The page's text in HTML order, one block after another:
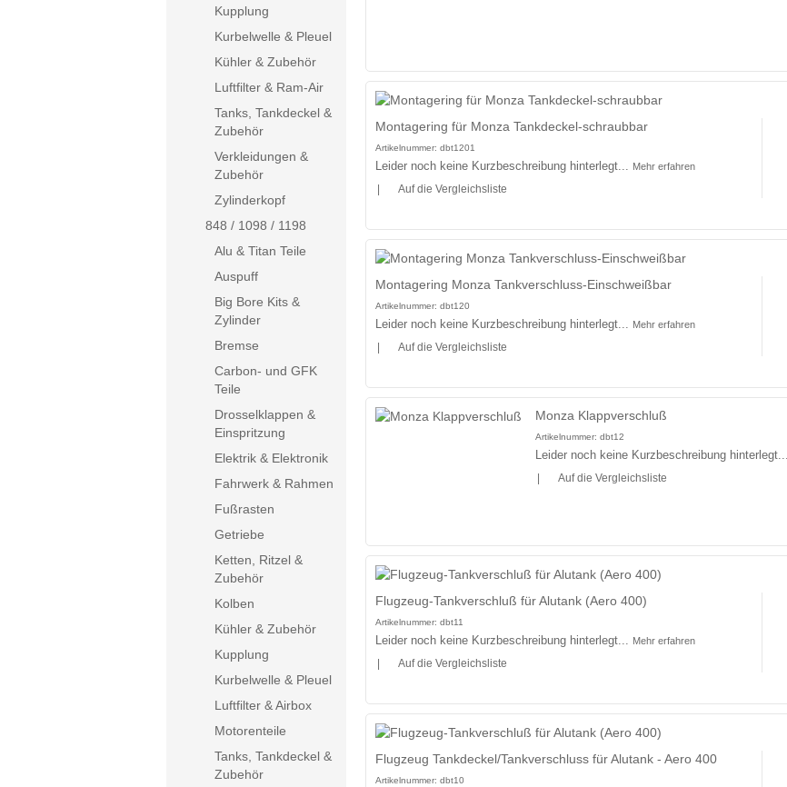
Montagering für Monza Tankdeckel-schraubbar
Artikelnummer: dbt1201
Leider noch keine Kurzbeschreibung hinterlegt... Mehr erfahren
Auf die Vergleichsliste
Montagering Monza Tankverschluss-Einschweißbar
Artikelnummer: dbt120
Leider noch keine Kurzbeschreibung hinterlegt... Mehr erfahren
Auf die Vergleichsliste
Monza Klappverschluß
Artikelnummer: dbt12
Leider noch keine Kurzbeschreibung hinterlegt...
Auf die Vergleichsliste
Flugzeug-Tankverschluß für Alutank (Aero 400)
Artikelnummer: dbt11
Leider noch keine Kurzbeschreibung hinterlegt... Mehr erfahren
Auf die Vergleichsliste
Flugzeug Tankdeckel/Tankverschluss für Alutank - Aero 400
Artikelnummer: dbt10
Kupplung
Kurbelwelle & Pleuel
Kühler & Zubehör
Luftfilter & Ram-Air
Tanks, Tankdeckel &
Zubehör
Verkleidungen &
Zubehör
Zylinderkopf
848 / 1098 / 1198
Alu & Titan Teile
Auspuff
Big Bore Kits &
Zylinder
Bremse
Carbon- und GFK
Teile
Drosselklappen &
Einspritzung
Elektrik & Elektronik
Fahrwerk & Rahmen
Fußrasten
Getriebe
Ketten, Ritzel &
Zubehör
Kolben
Kühler & Zubehör
Kupplung
Kurbelwelle & Pleuel
Luftfilter & Airbox
Motorenteile
Tanks, Tankdeckel &
Zubehör